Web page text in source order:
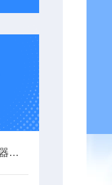
玻璃瓶抗冲击测试仪——仪器简介